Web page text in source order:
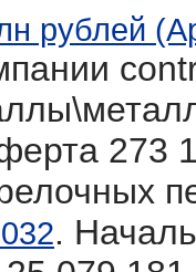
рублей
.